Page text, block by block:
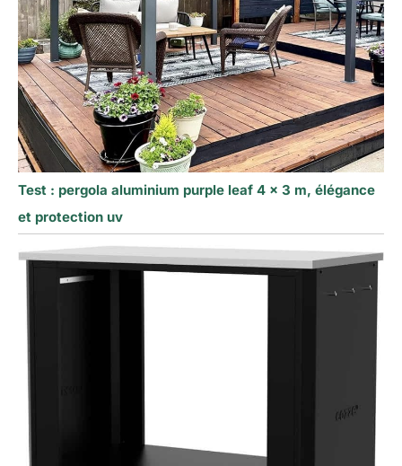
Test : pergola aluminium purple leaf 4 x 3 m, élégance
et protection uv